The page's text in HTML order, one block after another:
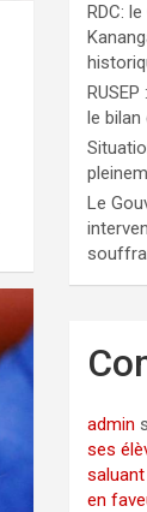
RDC:
le bilan
Le
admin
ses
en